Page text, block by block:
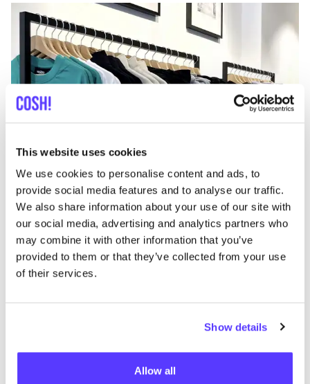
This website uses cookies
We use cookies to personalise content and ads, to
provide social media features and to analyse our traffic.
We also share information about your use of our site with
our social media, advertising and analytics partners who
may combine it with other information that you’ve
provided to them or that they’ve collected from your use
of their services.
Show details
Allow all
List Map
Autres marques